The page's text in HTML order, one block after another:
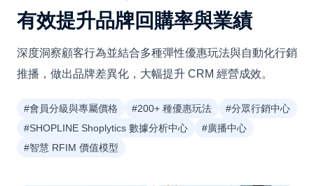
有效提升品牌回購率與業績
深度洞察顧客行為並結合多種彈性優惠玩法與自動化行銷
推播，做出品牌差異化，大幅提升 CRM 經營成效。
#會員分級與專屬價格 #200+ 種優惠玩法
#分眾行銷中心
#SHOPLINE Shoplytics 數據分析中心
#廣播中心
#智慧 RFIM 價值模型